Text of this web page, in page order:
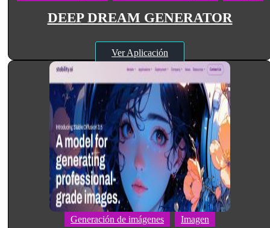
DEEP DREAM GENERATOR
Ver Aplicación
Generación de imágenes Imagen